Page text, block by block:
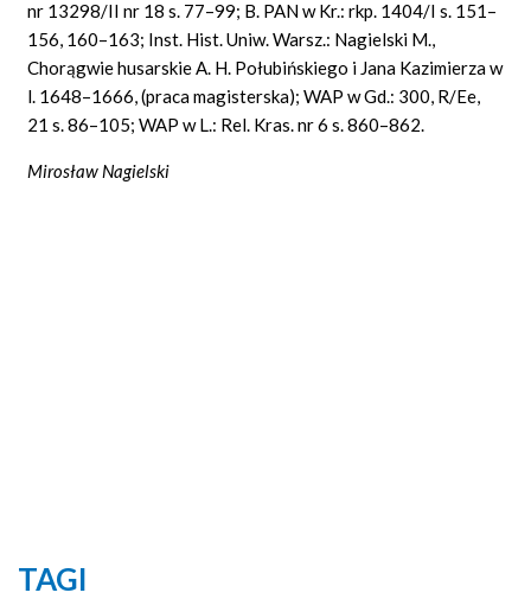
nr 13298/II nr 18 s. 77–99; B. PAN w Kr.: rkp. 1404/I s. 151–
156, 160–163; Inst. Hist. Uniw. Warsz.: Nagielski M.,
Chorągwie husarskie A. H. Połubińskiego i Jana Kazimierza w
l. 1648–1666, (praca magisterska); WAP w Gd.: 300, R/Ee,
21 s. 86–105; WAP w L.: Rel. Kras. nr 6 s. 860–862.
Mirosław Nagielski
TAGI